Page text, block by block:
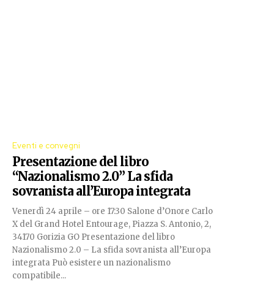
Eventi e convegni
Presentazione del libro
“Nazionalismo 2.0” La sfida
sovranista all’Europa integrata
Venerdì 24 aprile – ore 17:30 Salone d’Onore Carlo
X del Grand Hotel Entourage, Piazza S. Antonio, 2,
34170 Gorizia GO Presentazione del libro
Nazionalismo 2.0 – La sfida sovranista all’Europa
integrata Può esistere un nazionalismo
compatibile...